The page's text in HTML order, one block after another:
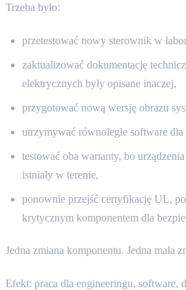
Trzeba było:
przetestować nowy sterownik w
zaktualizować dokumentację
elektrycznych były opisane inaczej,
przygotować nową wersję obrazu
utrzymywać równolegle software
testować oba warianty, bo
istniały w terenie,
ponownie przejść certyfikację UL,
krytycznym komponentem dla
Jedna zmiana komponentu. Jedna mała
Efekt: praca dla engineeringu, software,